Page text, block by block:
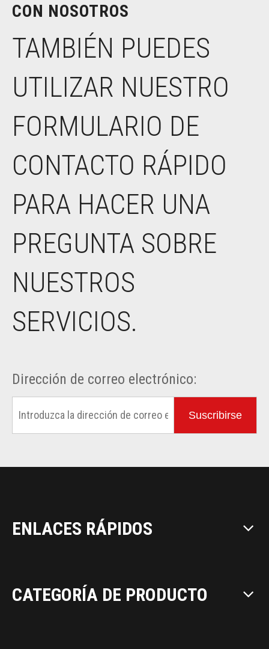
CON NOSOTROS
TAMBIÉN PUEDES
UTILIZAR NUESTRO
FORMULARIO DE
CONTACTO RÁPIDO
PARA HACER UNA
PREGUNTA SOBRE
NUESTROS
SERVICIOS.
Dirección de correo electrónico:
Suscribirse
ENLACES RÁPIDOS
CATEGORÍA DE PRODUCTO